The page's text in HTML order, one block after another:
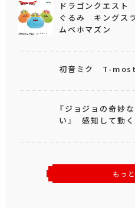
ドラゴンクエス
ぐるみ キングス
ムベホマズン
初音ミク T-